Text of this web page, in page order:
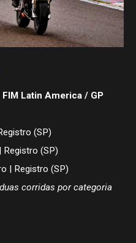
Latin America / GP
(SP)
(SP)
| Registro (SP)
corridas por categoria